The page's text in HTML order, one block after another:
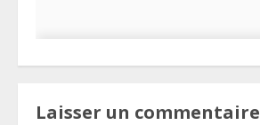
Laisser un commentaire